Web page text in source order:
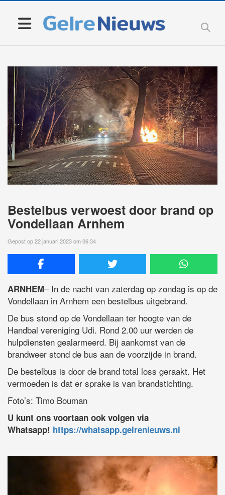
Bestelbus verwoest door brand op
Vondellaan Arnhem
Gepost op 22 januari 2023 om 06:34
ARNHEM– In de nacht van zaterdag op zondag is op de
Vondellaan in Arnhem een bestelbus uitgebrand.
De bus stond op de Vondellaan ter hoogte van de
Handbal vereniging Udi. Rond 2.00 uur werden de
hulpdiensten gealarmeerd. Bij aankomst van de
brandweer stond de bus aan de voorzijde in brand.
De bestelbus is door de brand total loss geraakt. Het
vermoeden is dat er sprake is van brandstichting.
Foto’s: Timo Bouman
U kunt ons voortaan ook volgen via
Whatsapp! https://whatsapp.gelrenieuws.nl